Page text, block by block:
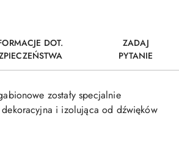
DOT.
ZADAJ
PYTANIE
zostały specjalnie
i izolująca od dźwięków